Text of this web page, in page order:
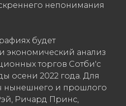
непонимания
будет
экономический анализ
торгов Сотби'c
осени 2022 года. Для
нынешнего и прошлого
Ричард Принс,